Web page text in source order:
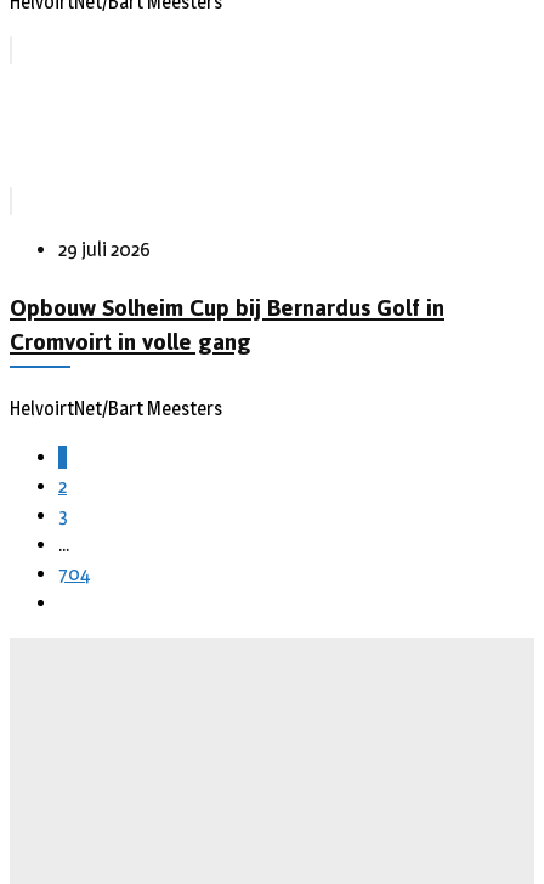
29 juli 2026
Opbouw Solheim Cup bij Bernardus Golf in
Cromvoirt in volle gang
HelvoirtNet/Bart Meesters
2
3
...
704